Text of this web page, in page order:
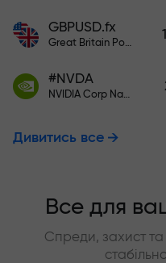
GBPUSD.fx
Great Britain Pound vs US Dollar
#NVDA
NVIDIA Corp Nasdaq Stock Exchange (Nasdaq) USD
Дивитись все
Все для
Спреди, захист